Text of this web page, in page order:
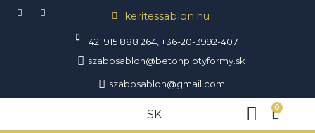
Preskočiť
keritessablon.hu
+421 915 888 264, +36-20-3992-407
szabosablon@betonplotyformy.sk
szabosablon@gmail.com
SK Menu
0Cart